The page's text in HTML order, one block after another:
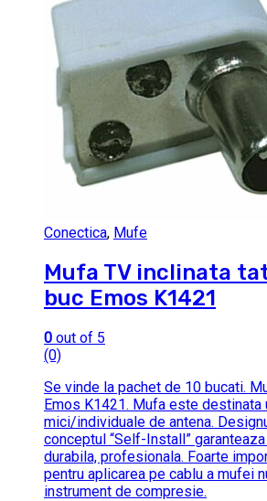
Conectica, Mufe
Mufa TV inclinata
buc Emos K1421
0 out of 5
(0)
Se vinde la pachet de 10 bucati.
Emos K1421. Mufa este
mici/individuale de antena.
conceptul “Self-Install”
durabila, profesionala. Foarte
pentru aplicarea pe cablu a mufei
instrument de compresie.